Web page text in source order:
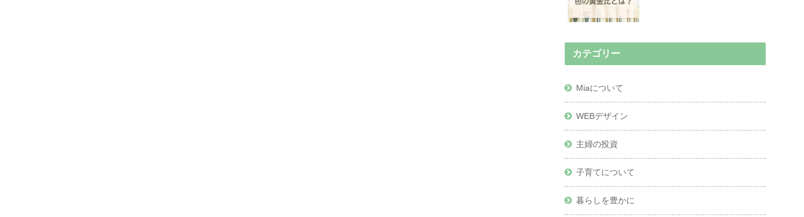
カテゴリー
Miaについて
WEBデザイン
主婦の投資
子育てについて
暮らしを豊かに